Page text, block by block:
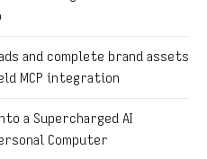
and complete brand assets
MCP integration
a Supercharged AI
Computer